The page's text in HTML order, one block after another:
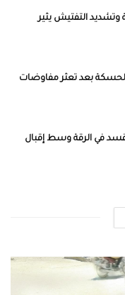
التفتيش يثير
بعد تعثر مفاوضات
في الرقة وسط إقبال